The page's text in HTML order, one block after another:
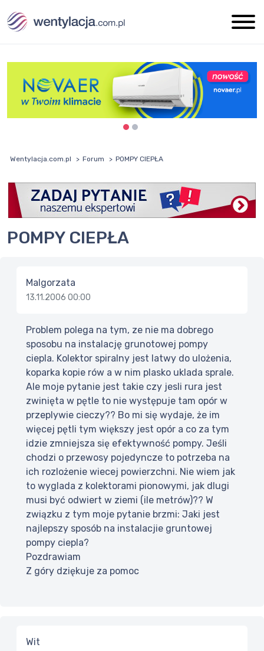
Wentylacja.com.pl Forum POMPY CIEPŁA
POMPY CIEPŁA
Malgorzata
13.11.2006 00:00
Problem polega na tym, ze nie ma dobrego
sposobu na instalację grunotowej pompy
ciepla. Kolektor spiralny jest latwy do ulożenia,
koparka kopie rów a w nim plasko uklada sprale.
Ale moje pytanie jest takie czy jesli rura jest
zwinięta w pętle to nie występuje tam opór w
przeplywie cieczy?? Bo mi się wydaje, że im
więcej pętli tym większy jest opór a co za tym
idzie zmniejsza się efektywność pompy. Jeśli
chodzi o przewosy pojedyncze to potrzeba na
ich rozlożenie wiecej powierzchni. Nie wiem jak
to wyglada z kolektorami pionowymi, jak dlugi
musi być odwiert w ziemi (ile metrów)?? W
związku z tym moje pytanie brzmi: Jaki jest
najlepszy sposób na instalacjie gruntowej
pompy ciepla?
Pozdrawiam
Z góry dziękuje za pomoc
Wit